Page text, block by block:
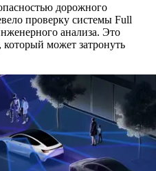
дорожного
проверку системы Full
анализа. Это
может затронуть